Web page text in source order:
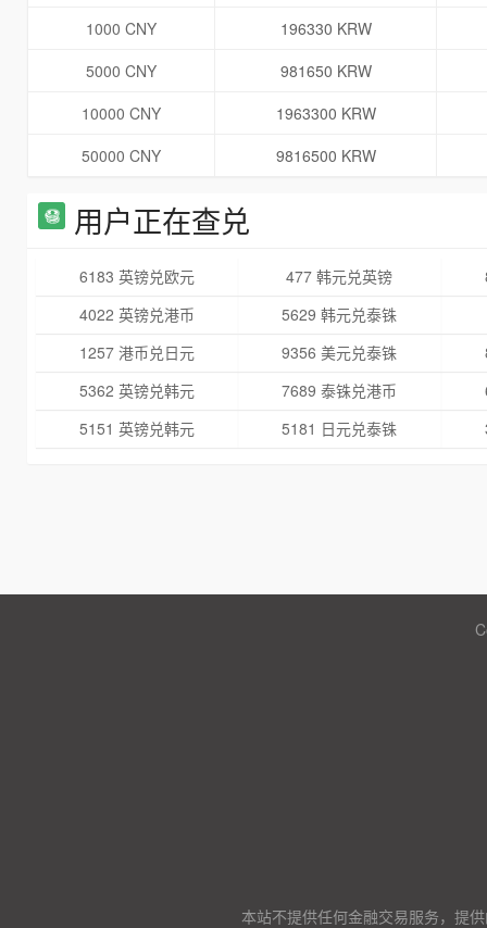
1000 CNY
196330 KRW
5000 CNY
981650 KRW
10000 CNY
1963300 KRW
50000 CNY
9816500 KRW
用户正在查兑
6183 英镑兑欧元 477 韩元兑英镑
4022 英镑兑港币
5629 韩元兑泰铢
1257 港币兑日元
9356 美元兑泰铢
5362 英镑兑韩元
7689 泰铢兑港币
5151 英镑兑韩元
5181 日元兑泰铢
本站不提供任何金融交易服务，提